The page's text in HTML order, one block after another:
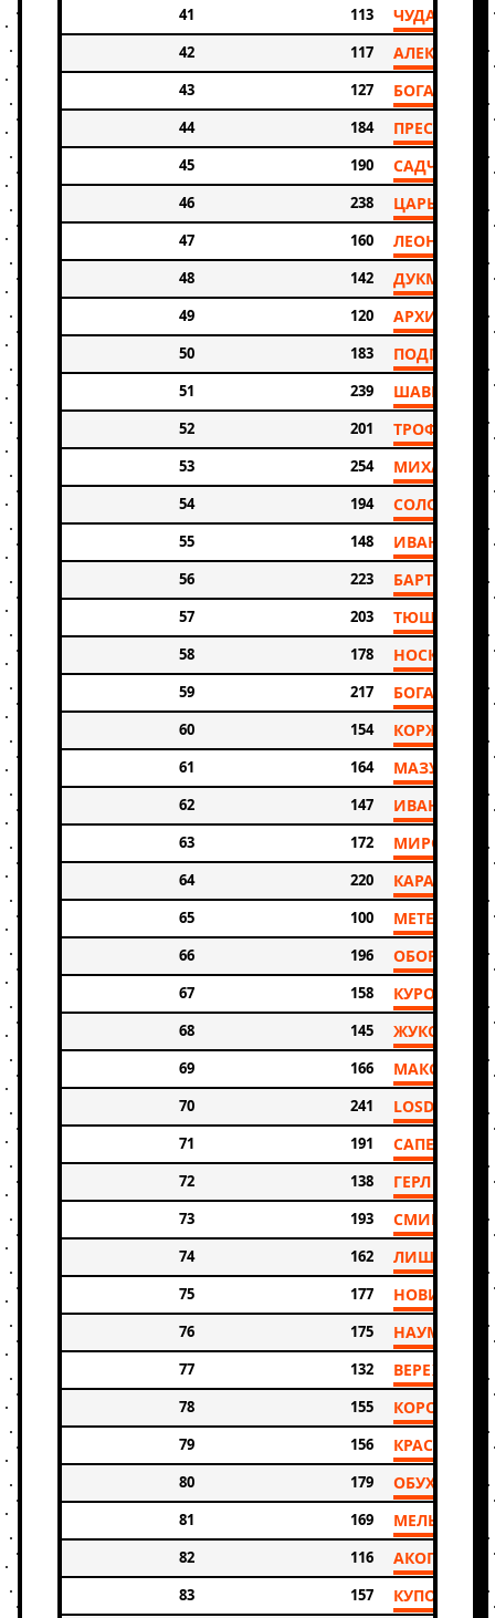
41 113 ЧУДАКОВА
42 117
43 127 БОГАЧЕВ
44 184 ПРЕСНОВ
45 190 САДЧИКОВ
46 238 ЦАРЬКОВ
47 160 ЛЕОНТЬЕВ
48 142 ДУКМАС
49 120 АРХИПОВ
50 183
51 239 ШАВРИН
52 201 ТРОФИМОВ
53 254 МИХАЙЛОВ
54 194 СОЛОВЬЕВ
55 148 ИВАНОВ
56 223 БАРТУЛЕВ
57 203 ТЮШКОВ
58 178 НОСКОВ
59 217
60 154 КОРЖАВИН
61 164 МАЗУР
62 147 ИВАНОВ
63 172 МИРОНОВ
64 220 КАРАСОВ
65 100 МЕТЕЛЬ
66 196 ОБОРИН
67 158 КУРОЧКИН
68 145
69 166 МАКСИМОВ
70 241
71 191 САПЕГИН
72 138 ГЕРЛЬ
73 193 СМИРНОВ
74 162 ЛИШНИЙ
75 177 НОВИКОВ
76 175 НАУМОВ
77 132 ВЕРЕХИН
78 155 КОРОТКОВ
79 156 КРАСИЛОВ
80 179 ОБУХОВ
81 169
82 116 АКОПОВ
83 157 КУПОРОВ